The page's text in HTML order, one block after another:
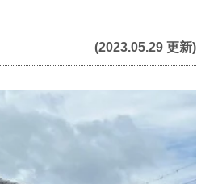
(2023.05.29 更新)